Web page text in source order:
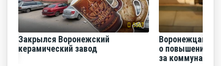
5567
Закрылся Воронежский
керамический завод
Воронежцам
о повышении
за